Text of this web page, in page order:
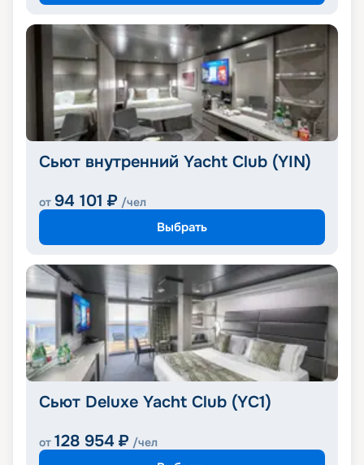
Сьют внутренний Yacht Club (YIN)
от 94 101 ₽ /чел
Выбрать
Сьют Deluxe Yacht Club (YC1)
от 128 954 ₽ /чел